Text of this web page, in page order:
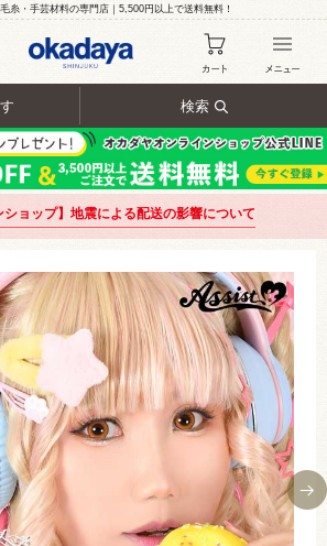
糸・手芸材料の専門店｜5,500円以上で送料無料！
検索
ショップ】地震による配送の影響について